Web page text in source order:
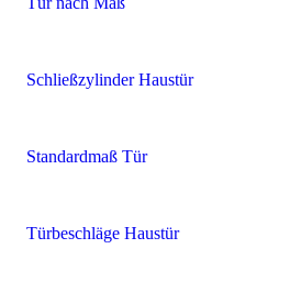
Schließzylinder Haustür
Standardmaß Tür
Türbeschläge Haustür